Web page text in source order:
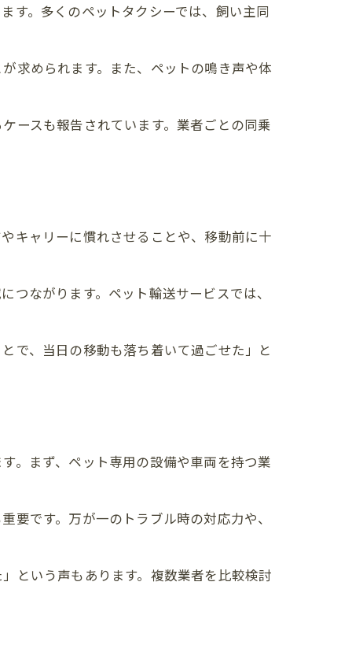
す。多くのペットタクシーでは、飼い主同
求められます。また、ペットの鳴き声や体
ースも報告されています。業者ごとの同乗
キャリーに慣れさせることや、移動前に十
ながります。ペット輸送サービスでは、
で、当日の移動も落ち着いて過ごせた」と
。まず、ペット専用の設備や車両を持つ業
です。万が一のトラブル時の対応力や、
という声もあります。複数業者を比較検討